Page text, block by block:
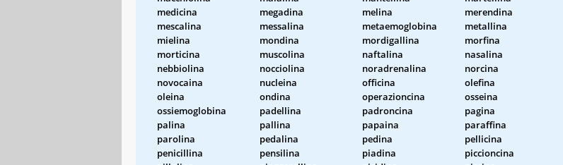
medicina
megadina melina
merendina
mescalina
messalina metaemoglobina
metallina
mielina
mondina mordigallina
morfina
morticina
muscolina naftalina
nasalina
nebbiolina
nocciolina noradrenalina
norcina
novocaina
nucleina officina
olefina
oleina
ondina operazioncina
osseina
ossiemoglobina
padellina padroncina
pagina
palina
pallina papaina
paraffina
parolina
pedalina pedina
pellicina
penicillina
pensilina piadina
piccioncina